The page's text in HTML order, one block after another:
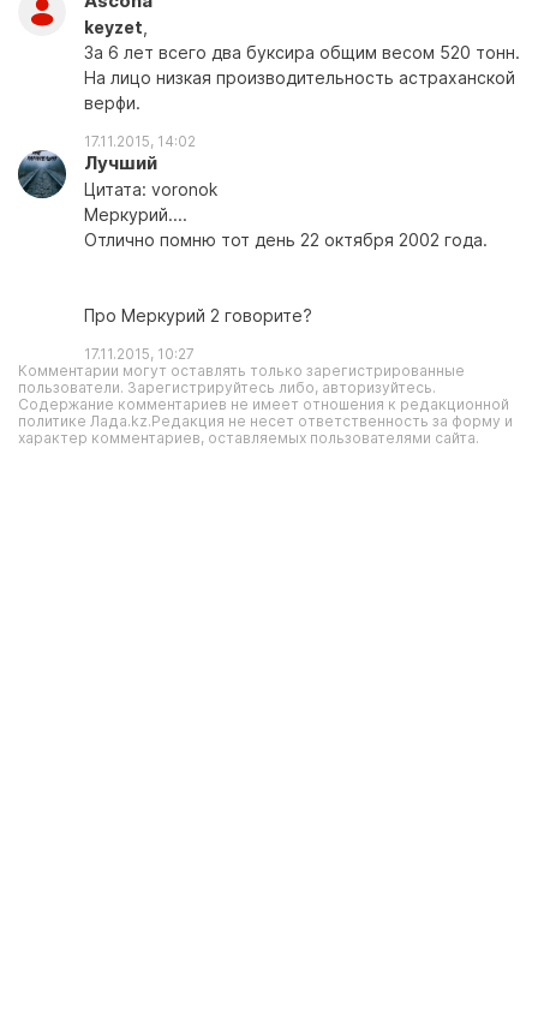
keyzet
За 6 лет всего два буксира общим весом 520 тонн.
На лицо низкая производительность астраханской
верфи.
17.11.2015, 14:02
Лучший
Цитата: voronok
Меркурий....
Отлично помню тот день 22 октября 2002 года.
Про Меркурий 2 говорите?
17.11.2015, 10:27
Комментарии могут оставлять только зарегистрированные
пользователи. Зарегистрируйтесь либо, авторизуйтесь.
Содержание комментариев не имеет отношения к редакционной
политике Лада.kz.Редакция не несет ответственность за форму и
характер комментариев, оставляемых пользователями сайта.